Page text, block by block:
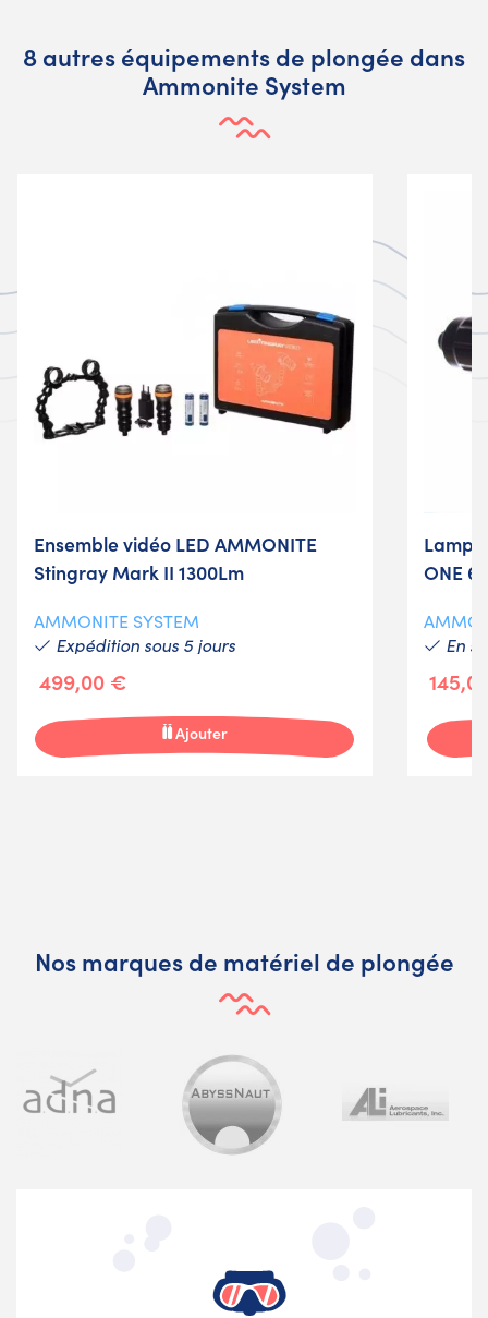
8 autres équipements de plongée dans
Ammonite System
Ensemble vidéo LED AMMONITE
Stingray Mark II 1300Lm
AMMONITE SYSTEM
Expédition sous 5 jours
499,00 €
Ajouter
ONE
En
Nos marques de matériel de plongée